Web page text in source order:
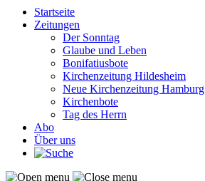
Startseite
Zeitungen
Der Sonntag
Glaube und Leben
Bonifatiusbote
Kirchenzeitung Hildesheim
Neue Kirchenzeitung Hamburg
Kirchenbote
Tag des Herrn
Abo
Über uns